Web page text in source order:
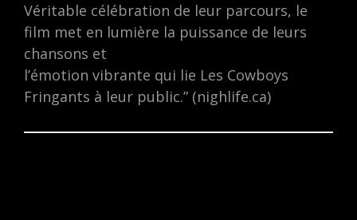
Véritable célébration de leur parcours, le
film met en lumière la puissance de leurs
chansons et
l’émotion vibrante qui lie Les Cowboys
Fringants à leur public.” (nighlife.ca)